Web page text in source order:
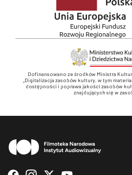
Dofinansowano ze środków Ministra
„Digitalizacja zasobów kultury, w tym
dostępności i poprawa jakości zasobów
znajdujących się w